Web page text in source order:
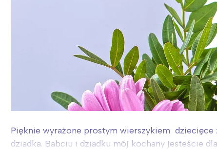
Pięknie wyrażone prostym wierszykiem dziecięce
dziadka. Babciu i dziadku mój kochany jesteście